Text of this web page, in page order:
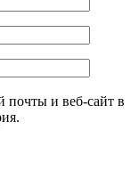
почты и веб-сайт в